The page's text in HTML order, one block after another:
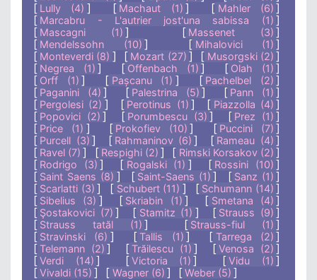
[ Lully (4) ] [ Machaut (1) ] [ Mahler (6) ]
[ Marcabru - L'autrier jost'una sabissa (1) ]
[ Mascagni (1) ] [ Massenet (3) ]
[ Mendelssohn (10) ] [ Mihalovici (1) ]
[ Monteverdi (8) ] [ Mozart (27) ] [ Musorgski (2) ]
[ Negrea (1) ] [ Offenbach (1) ] [ Olah (1) ]
[ Orff (1) ] [ Pașcanu (1) ] [ Pachelbel (2) ]
[ Paganini (4) ] [ Palestrina (5) ] [ Pann (1) ]
[ Pergolesi (2) ] [ Perotinus (1) ] [ Piazzolla (4) ]
[ Popovici (2) ] [ Porumbescu (3) ] [ Prez (1) ]
[ Price (1) ] [ Prokofiev (10) ] [ Puccini (7) ]
[ Purcell (3) ] [ Rahmaninov (6) ] [ Rameau (4) ]
[ Ravel (7) ] [ Respighi (2) ] [ Rimski Korsakov (2) ]
[ Rodrigo (3) ] [ Rogalski (1) ] [ Rossini (10) ]
[ Saint Saens (8) ] [ Saint-Saens (1) ] [ Sanz (1) ]
[ Scarlatti (3) ] [ Schubert (11) ] [ Schumann (14) ]
[ Sibelius (3) ] [ Skriabin (1) ] [ Smetana (4) ]
[ Şostakovici (7) ] [ Stamitz (1) ] [ Strauss (9) ]
[ Strauss tatăl (1) ] [ Strauss-fiul (1) ]
[ Stravinski (6) ] [Tallis (1) ] [ Tarrega (2) ]
[Telemann (2) ] [Trăilescu (1) ] [Venosa (2) ]
[Verdi (14) ] [Victoria (1) ] [ Vidu (1) ]
[Vivaldi (15) ] [ Wagner (6) ] [Weber (5) ]